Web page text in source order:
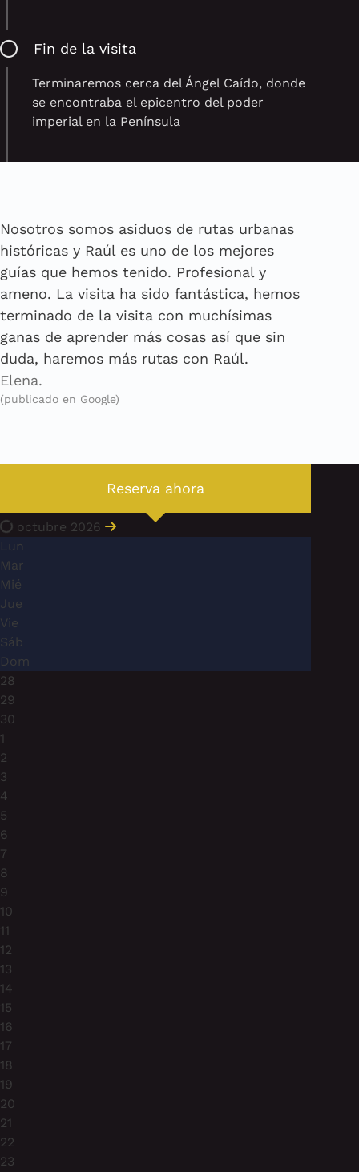
Fin de la visita
Terminaremos cerca del Ángel Caído, donde
se encontraba el epicentro del poder
imperial en la Península
Nosotros somos asiduos de rutas urbanas
históricas y Raúl es uno de los mejores
guías que hemos tenido. Profesional y
ameno. La visita ha sido fantástica, hemos
terminado de la visita con muchísimas
ganas de aprender más cosas así que sin
duda, haremos más rutas con Raúl.
Elena.
(publicado en Google)
Reserva ahora
octubre 2026
Lun
Mar
Mié
Jue
Vie
Sáb
Dom
28
29
30
1
2
3
4
5
6
7
8
9
10
11
12
13
14
15
16
17
18
19
20
21
22
23